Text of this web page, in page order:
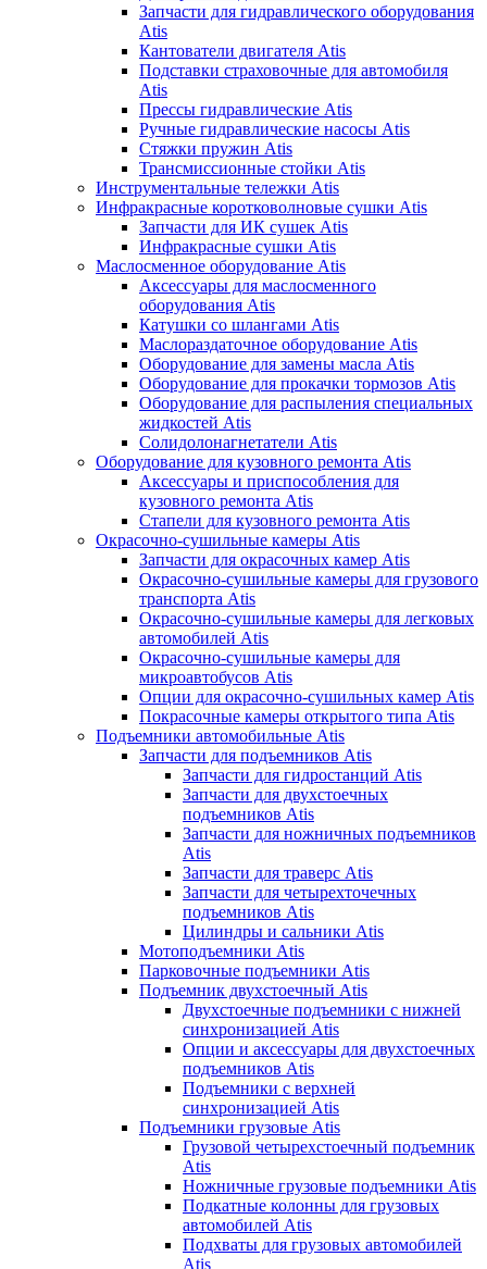
Запчасти для гидравлического оборудования
Atis
Кантователи двигателя Atis
Подставки страховочные для автомобиля
Atis
Прессы гидравлические Atis
Ручные гидравлические насосы Atis
Стяжки пружин Atis
Трансмиссионные стойки Atis
Инструментальные тележки Atis
Инфракрасные коротковолновые сушки Atis
Запчасти для ИК сушек Atis
Инфракрасные сушки Atis
Маслосменное оборудование Atis
Аксессуары для маслосменного
оборудования Atis
Катушки со шлангами Atis
Маслораздаточное оборудование Atis
Оборудование для замены масла Atis
Оборудование для прокачки тормозов Atis
Оборудование для распыления специальных
жидкостей Atis
Солидолонагнетатели Atis
Оборудование для кузовного ремонта Atis
Аксессуары и приспособления для
кузовного ремонта Atis
Стапели для кузовного ремонта Atis
Окрасочно-сушильные камеры Atis
Запчасти для окрасочных камер Atis
Окрасочно-сушильные камеры для грузового
транспорта Atis
Окрасочно-сушильные камеры для легковых
автомобилей Atis
Окрасочно-сушильные камеры для
микроавтобусов Atis
Опции для окрасочно-сушильных камер Atis
Покрасочные камеры открытого типа Atis
Подъемники автомобильные Atis
Запчасти для подъемников Atis
Запчасти для гидростанций Atis
Запчасти для двухстоечных
подъемников Atis
Запчасти для ножничных подъемников
Atis
Запчасти для траверс Atis
Запчасти для четырехточечных
подъемников Atis
Цилиндры и сальники Atis
Мотоподъемники Atis
Парковочные подъемники Atis
Подъемник двухстоечный Atis
Двухстоечные подъемники с нижней
синхронизацией Atis
Опции и аксессуары для двухстоечных
подъемников Atis
Подъемники с верхней
синхронизацией Atis
Подъемники грузовые Atis
Грузовой четырехстоечный подъемник
Atis
Ножничные грузовые подъемники Atis
Подкатные колонны для грузовых
автомобилей Atis
Подхваты для грузовых автомобилей
Atis